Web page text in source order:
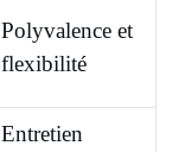
Polyvalence et
flexibilité
Entretien